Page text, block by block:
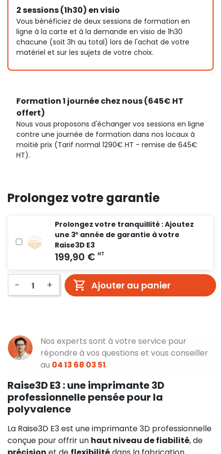
2 sessions (1h30) en visio
Vous bénéficiez de deux sessions de formation en
ligne à la carte et à la demande en visio de 1h30
chacune (soit 3h au total) lors de l'achat de votre
matériel et sur les sujets de votre choix.
Formation 1 journée chez nous (645€ HT
offert)
Nous vous proposons d'échanger vos sessions en ligne
contre une journée de formation dans nos locaux à
moitié prix (Tarif normal 1290€ HT - remise de 645€
HT).
Prolongez votre garantie
Prolongez votre tranquillité : Ajoutez
une 3ᵉ année de garantie à votre
Raise3D E3
- + Ajouter au panier
Nos experts sont à votre service pour
répondre à vos questions et vous conseiller
au 04 13 68 03 51.
Raise3D E3 : une imprimante 3D
professionnelle pensée pour la
polyvalence
La Raise3D E3 est une imprimante 3D professionnelle
conçue pour offrir un haut niveau de fiabilité, de